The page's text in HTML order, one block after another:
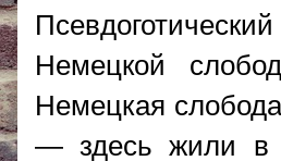
Немецкой
Немецкая
— здесь жили в